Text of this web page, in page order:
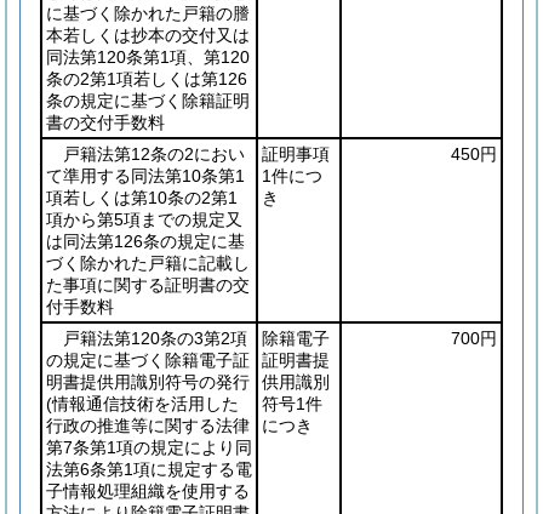
に基づく除かれた戸籍の謄
本若しくは抄本の交付又は
同法第120条第1項、第120
条の2第1項若しくは第126
条の規定に基づく除籍証明
書の交付手数料
戸籍法第12条の2におい
て準用する同法第10条第1
項若しくは第10条の2第1
項から第5項までの規定又
は同法第126条の規定に基
づく除かれた戸籍に記載し
た事項に関する証明書の交
付手数料
証明事項
1件につ
き
450円
戸籍法第120条の3第2項
の規定に基づく除籍電子証
明書提供用識別符号の発行
(情報通信技術を活用した
行政の推進等に関する法律
第7条第1項の規定により同
法第6条第1項に規定する電
子情報処理組織を使用する
除籍電子
証明書提
供用識別
符号1件
につき
700円